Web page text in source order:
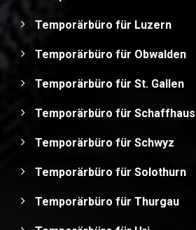
Temporärbüro für Luzern
Temporärbüro für Obwalden
Temporärbüro für St. Gallen
Temporärbüro für
Temporärbüro für Schwyz
Temporärbüro für Solothurn
Temporärbüro für Thurgau